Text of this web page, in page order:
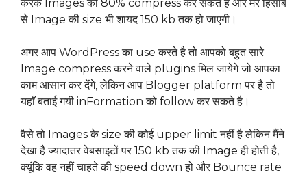
करके Images को 80% compress कर सकते है और मेरे हिसाब
से Image की size भी शायद 150 kb तक हो जाएगी।
अगर आप WordPress का use करते है तो आपको बहुत सारे
Image compress करने वाले plugins मिल जायेगे जो आपका
काम आसान कर देंगे, लेकिन आप Blogger platform पर है तो
यहाँ बताई गयी inFormation को follow कर सकते है।
वैसे तो Images के size की कोई upper limit नहीं है लेकिन मैंने
देखा है ज्यादातर वेबसाइटों पर 150 kb तक की Image ही होती है,
क्यूंकि वह नहीं चाहते की speed down हो और Bounce rate